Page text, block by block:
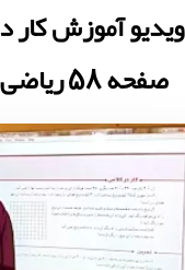
ویدیو آموزش کار
صفحه 58 ریاضی پنجم